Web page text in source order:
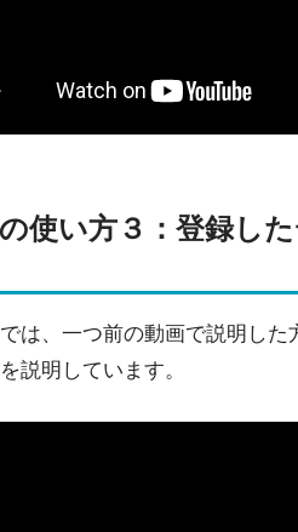
使い方３：登録し
は、一つ前の動画で説明し
説明しています。